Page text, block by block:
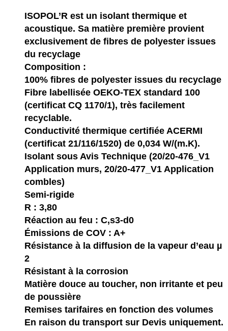
ISOPOL’R est un isolant thermique et
acoustique. Sa matière première provient
exclusivement de fibres de polyester issues
du recyclage
Composition :
100% fibres de polyester issues du recyclage
Fibre labellisée OEKO-TEX standard 100
(certificat CQ 1170/1), très facilement
recyclable.
Conductivité thermique certifiée ACERMI
(certificat 21/116/1520) de 0,034 W/(m.K).
Isolant sous Avis Technique (20/20-476_V1
Application murs, 20/20-477_V1 Application
combles)
Semi-rigide
R : 3,80
Réaction au feu : C,s3-d0
Émissions de COV : A+
Résistance à la diffusion de la vapeur d’eau µ
2
Résistant à la corrosion
Matière douce au toucher, non irritante et peu
de poussière
Remises tarifaires en fonction des volumes
En raison du transport sur Devis uniquement.